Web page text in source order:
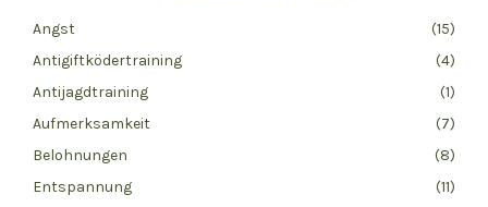
Angst
(15)
Antigiftködertraining
(4)
Antijagdtraining
(1)
Aufmerksamkeit
(7)
Belohnungen
(8)
Entspannung
(11)